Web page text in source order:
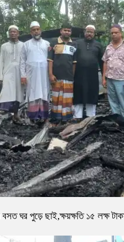
ঘর পুড়ে ছাই,ক্ষয়ক্ষতি ১৫ লক্ষ